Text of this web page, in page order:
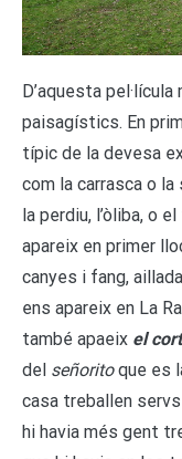
D’aquesta
paisagístics. En
típic de la devesa
com la carrasca o la
la perdiu, l’òliba, o
apareix en primer
canyes i fang,
ens apareix en La
també apaeix el
del señoritoque es
casa treballen servs
hi havia més gent